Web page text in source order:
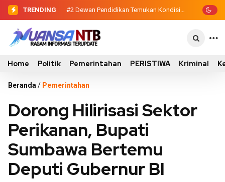
TRENDING #2 Dewan Pendidikan Temukan Kondisi
305 Siswa SDN Kanar Belajar di Tengah
#3 Sinergi Eksekutif-Legislatif,
Wabup Ansori Serahkan Tujuh Kontainer
…
Home Politik Pemerintahan PERISTIWA Kriminal
Beranda / Pemerintahan
Dorong Hilirisasi Sektor
Perikanan, Bupati
Sumbawa Bertemu
Deputi Gubernur BI